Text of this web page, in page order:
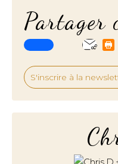
Partager
S'inscrire à la